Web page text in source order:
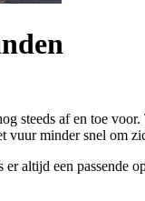
steeds af en toe
vuur minder snel om
altijd een passende